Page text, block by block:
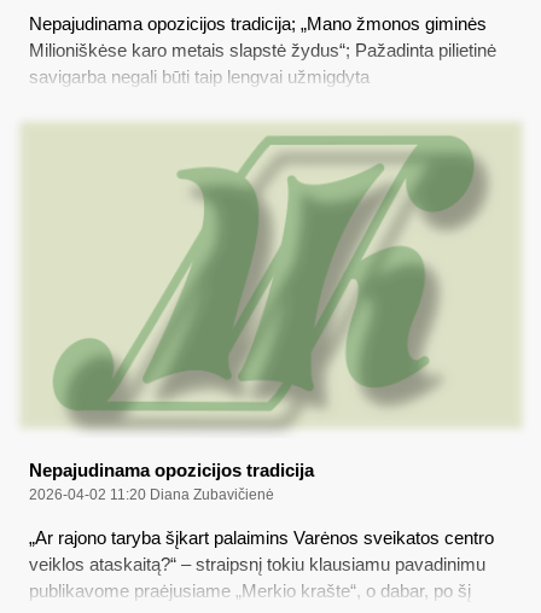
Nepajudinama opozicijos tradicija; „Mano žmonos giminės
Milioniškėse karo metais slapstė žydus“; Pažadinta pilietinė
savigarba negali būti taip lengvai užmigdyta
Nepajudinama opozicijos tradicija
2026-04-02 11:20 Diana Zubavičienė
„Ar rajono taryba šįkart palaimins Varėnos sveikatos centro
veiklos ataskaitą?“ – straipsnį tokiu klausiamu pavadinimu
publikavome praėjusiame „Merkio krašte“, o dabar, po šį